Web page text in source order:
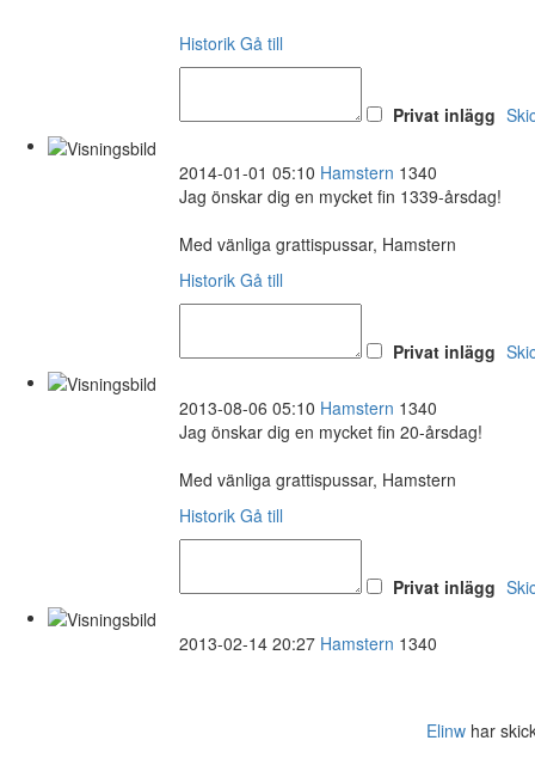
Historik Gå till
Privat inlägg
2014-01-01 05:10 Hamstern 1340
Jag önskar dig en mycket fin 1339-årsdag!
Med vänliga grattispussar, Hamstern
Historik Gå till
Privat inlägg
2013-08-06 05:10 Hamstern 1340
Jag önskar dig en mycket fin 20-årsdag!
Med vänliga grattispussar, Hamstern
Historik Gå till
Privat inlägg
2013-02-14 20:27 Hamstern 1340
Elinwhar